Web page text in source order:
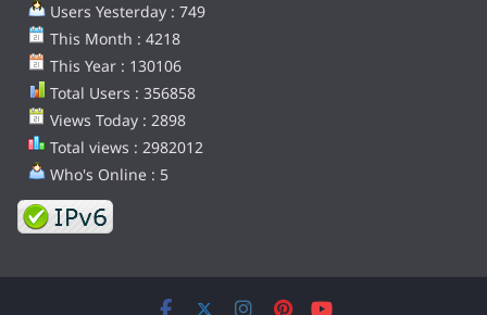
Users Yesterday : 749
This Month : 4218
This Year : 130106
Total Users : 356858
Views Today : 2898
Total views : 2982012
Who's Online : 5